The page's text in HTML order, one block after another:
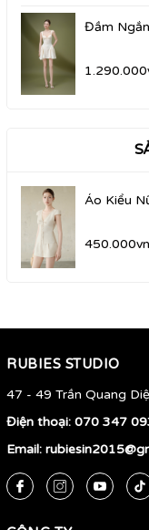
Đầm
Áo Kiểu
RUBIES STUDIO
47 - 49 Trần Quang
Điện thoại: 070 347
Email: